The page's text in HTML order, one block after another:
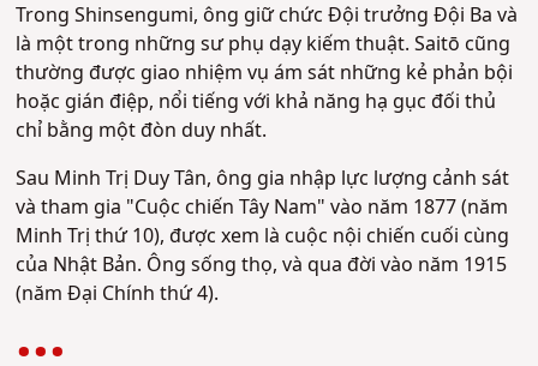
Trong Shinsengumi, ông giữ chức Đội trưởng Đội Ba và
là một trong những sư phụ dạy kiếm thuật. Saitō cũng
thường được giao nhiệm vụ ám sát những kẻ phản bội
hoặc gián điệp, nổi tiếng với khả năng hạ gục đối thủ
chỉ bằng một đòn duy nhất.
Sau Minh Trị Duy Tân, ông gia nhập lực lượng cảnh sát
và tham gia "Cuộc chiến Tây Nam" vào năm 1877 (năm
Minh Trị thứ 10), được xem là cuộc nội chiến cuối cùng
của Nhật Bản. Ông sống thọ, và qua đời vào năm 1915
(năm Đại Chính thứ 4).